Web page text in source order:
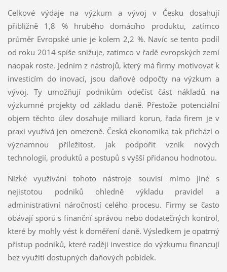
Celkové výdaje na výzkum a vývoj v Česku dosahují
přibližně 1,8 % hrubého domácího produktu, zatímco
průměr Evropské unie je kolem 2,2 %. Navíc se tento podíl
od roku 2014 spíše snižuje, zatímco v řadě evropských zemí
naopak roste. Jedním z nástrojů, který má firmy motivovat k
investicím do inovací, jsou daňové odpočty na výzkum a
vývoj. Ty umožňují podnikům odečíst část nákladů na
výzkumné projekty od základu daně. Přestože potenciální
objem těchto úlev dosahuje miliard korun, řada firem je v
praxi využívá jen omezeně. Česká ekonomika tak přichází o
významnou příležitost, jak podpořit vznik nových
technologií, produktů a postupů s vyšší přidanou hodnotou.
Nízké využívání tohoto nástroje souvisí mimo jiné s
nejistotou podniků ohledně výkladu pravidel a
administrativní náročností celého procesu. Firmy se často
obávají sporů s finanční správou nebo dodatečných kontrol,
které by mohly vést k doměření daně. Výsledkem je opatrný
přístup podniků, které raději investice do výzkumu financují
bez využití dostupných daňových pobídek.